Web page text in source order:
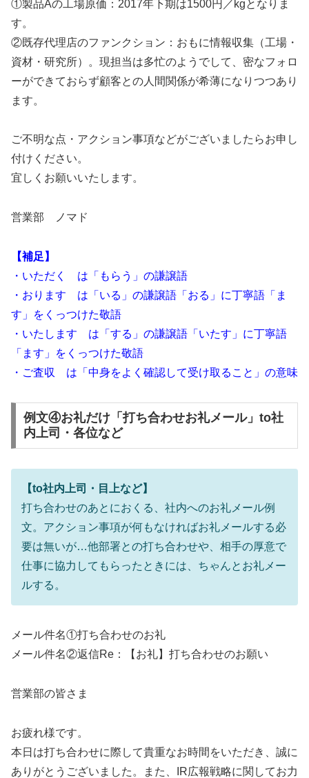
①製品Aの工場原価：2017年下期は1500円／kgとなりま
す。
②既存代理店のファンクション：おもに情報収集（工場・
資材・研究所）。現担当は多忙のようでして、密なフォロ
ーができておらず顧客との人間関係が希薄になりつつあり
ます。
ご不明な点・アクション事項などがございましたらお申し
付けください。
宜しくお願いいたします。
営業部 ノマド
【補足】
・いただく は「もらう」の謙譲語
・おります は「いる」の謙譲語「おる」に丁寧語「ま
す」をくっつけた敬語
・いたします は「する」の謙譲語「いたす」に丁寧語
「ます」をくっつけた敬語
・ご査収 は「中身をよく確認して受け取ること」の意味
例文④お礼だけ「打ち合わせお礼メール」to社
内上司・各位など
【to社内上司・目上など】
打ち合わせのあとにおくる、社内へのお礼メール例
文。アクション事項が何もなければお礼メールする必
要は無いが…他部署との打ち合わせや、相手の厚意で
仕事に協力してもらったときには、ちゃんとお礼メー
ルする。
メール件名①打ち合わせのお礼
メール件名②返信Re：【お礼】打ち合わせのお願い
営業部の皆さま
お疲れ様です。
本日は打ち合わせに際して貴重なお時間をいただき、誠に
ありがとうございました。また、IR広報戦略に関してお力